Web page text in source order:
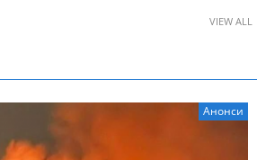
VIEW ALL
Анонси